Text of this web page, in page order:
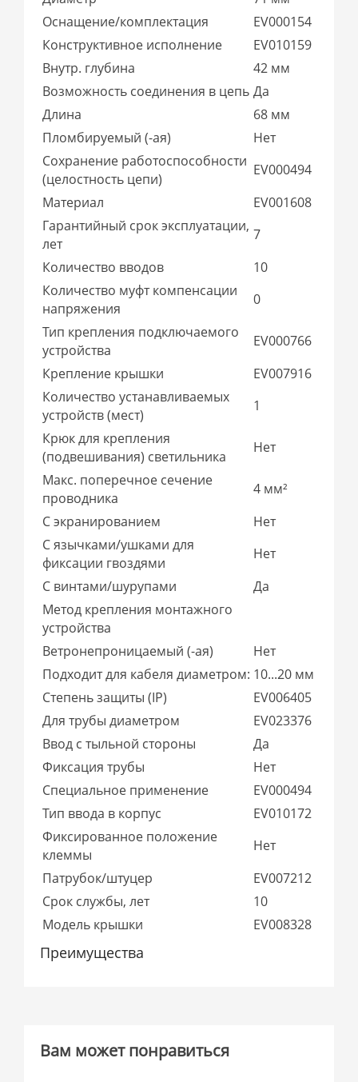
Оснащение/комплектация
EV000154
Конструктивное исполнение
EV010159
Внутр. глубина
42 мм
Возможность соединения в цепь Да
Длина
68 мм
Пломбируемый (-ая)
Нет
Сохранение работоспособности
(целостность цепи)
EV000494
Материал
EV001608
Гарантийный срок эксплуатации,
лет
7
Количество вводов
10
Количество муфт компенсации
напряжения
0
Тип крепления подключаемого
устройства
EV000766
Крепление крышки
EV007916
Количество устанавливаемых
устройств (мест)
1
Крюк для крепления
(подвешивания) светильника
Нет
Макс. поперечное сечение
проводника
4 мм²
С экранированием
Нет
С язычками/ушками для
фиксации гвоздями
Нет
С винтами/шурупами
Да
Метод крепления монтажного
устройства
Ветронепроницаемый (-ая)
Нет
Подходит для кабеля диаметром: 10...20 мм
Степень защиты (IP)
EV006405
Для трубы диаметром
EV023376
Ввод с тыльной стороны
Да
Фиксация трубы
Нет
Специальное применение
EV000494
Тип ввода в корпус
EV010172
Фиксированное положение
клеммы
Нет
Патрубок/штуцер
EV007212
Срок службы, лет
10
Модель крышки
EV008328
Преимущества
Вам может понравиться